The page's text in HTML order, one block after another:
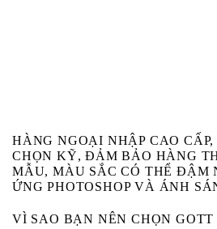
HÀNG NGOẠI NHẬP CAO
CHỌN KỸ, ĐẢM BẢO HÀNG
MẪU, MÀU SẮC CÓ THỂ ĐẬM
ỨNG PHOTOSHOP VÀ ÁNH
VÌ SAO BẠN NÊN CHỌN GOTT